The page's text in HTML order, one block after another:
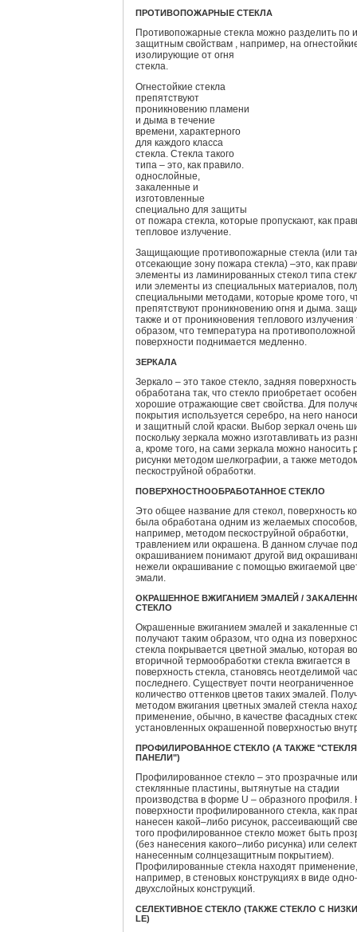
ПРОТИВОПОЖАРНЫЕ СТЕКЛА
Противопожарные стекла можно разделить по
защитным свойствам , например, на
изолирующие от огня
стекла.
Огнестойкие стекла
препятствуют
проникновению пламени
и дыма в течение
времени, характерного
для каждого класса
стекла. Стекла такого
типа – это, как правило.
однослойные,
закаленные и
изготовленные
специально для защиты
от пожара стекла, которые пропускают, как
тепловое излучение.
Защищающие противопожарные стекла (или
отсекающие зону пожара стекла) –это, как
элементы из ламинированных стекол типа
или элементы из специальных материалов,
специальными методами, которые кроме того,
препятствуют проникновению огня и дыма.
также и от проникновения теплового излучения
образом, что температура на противоположной
поверхности поднимается медленно.
ЗЕРКАЛА
Зеркало – это такое стекло, задняя
обработана так, что стекло приобретает
хорошие отражающие свет свойства. Для
покрытия используется серебро, на него
и защитный слой краски. Выбор зеркал очень
поскольку зеркала можно изготавливать из
а, кроме того, на сами зеркала можно наносить
рисунки методом шелкографии, а также
пескоструйной обработки.
ПОВЕРХНОСТНООБРАБОТАННОЕ СТЕКЛО
Это общее название для стекол, поверхность
была обработана одним из желаемых способов,
например, методом пескоструйной обработки,
травлением или окрашена. В данном случае под
окрашиванием понимают другой вид
нежели окрашивание с помощью вжигаемой
эмали.
ОКРАШЕННОЕ ВЖИГАНИЕМ ЭМАЛЕЙ /
СТЕКЛО
Окрашенные вжиганием эмалей и закаленные
получают таким образом, что одна из
стекла покрывается цветной эмалью, которая
вторичной термообработки стекла вжигается в
поверхность стекла, становясь неотделимой
последнего. Существует почти неограниченное
количество оттенков цветов таких эмалей.
методом вжигания цветных эмалей стекла
применение, обычно, в качестве фасадных
установленных окрашенной поверхностью
ПРОФИЛИРОВАННОЕ СТЕКЛО (А ТАКЖЕ
ПАНЕЛИ")
Профилированное стекло – это прозрачные
стеклянные пластины, вытянутые на стадии
производства в форме U – образного профиля.
поверхности профилированного стекла, как
нанесен какой–либо рисунок, рассеивающий
того профилированное стекло может быть
(без нанесения какого–либо рисунка) или
нанесенным солнцезащитным покрытием).
Профилированные стекла находят применение,
например, в стеновых конструкциях в виде
двухслойных конструкций.
СЕЛЕКТИВНОЕ СТЕКЛО (ТАКЖЕ СТЕКЛО С
LE)